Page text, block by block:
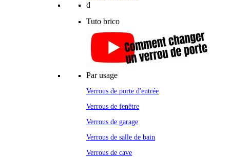
d
Tuto brico
Par usage
Verrous de porte d'entrée
Verrous de fenêtre
Verrous de garage
Verrous de salle de bain
Verrous de cave